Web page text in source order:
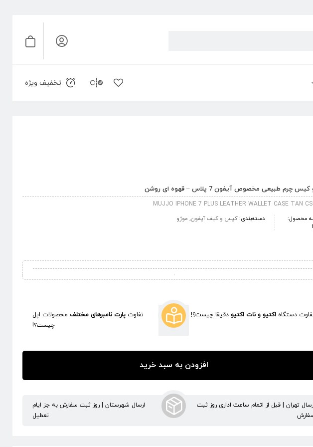
تخفیف ویژه
چرم طبیعی مخصوص آیفون 7 پلاس – قهوه ای روشن
MUJJO IPHONE 7 PLUS LEATHER WALLET CASE TAN
محصول:
دسته‌بندی:کیس و کیف آیفون, موژو
دستگاه اکتیو و نات اکتیو دقیقا چیست؟! تفاوت پارت نامبرهای مختلف محصولات اپل
چیست؟!
افزودن به سبد خرید
تهران | قبل از اتمام ساعت اداری روز ثبت
ارسال شهرستان | روز ثبت سفارش به جز ایام
تعطیل